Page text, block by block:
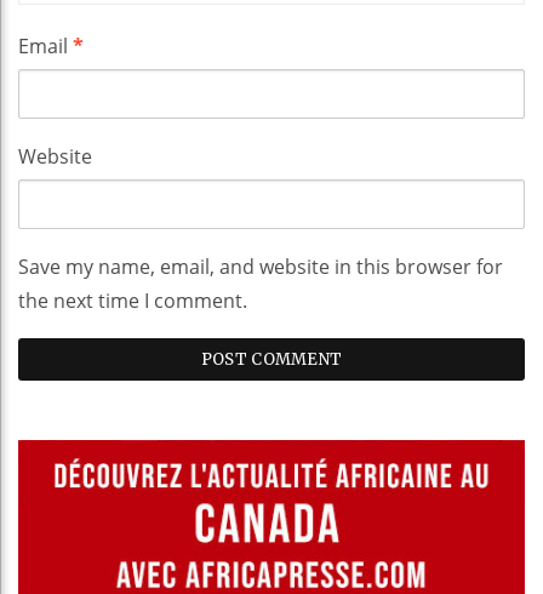
Email *
Website
Save my name, email, and website in this browser for
the next time I comment.